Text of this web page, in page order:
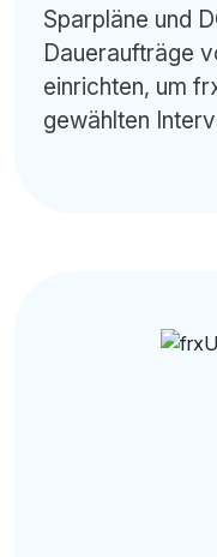
Sparpläne und
Daueraufträge
einrichten, um
gewählten